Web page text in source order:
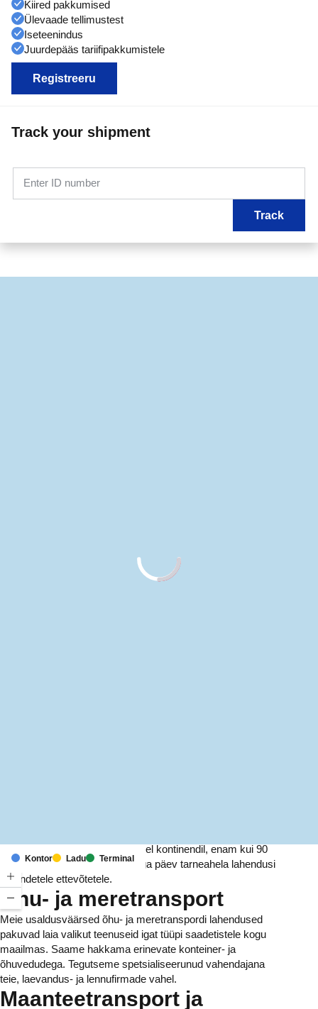
Kiired pakkumised
Ülevaade tellimustest
Iseteenindus
Juurdepääs tariifipakkumistele
Registreeru
Track your shipment
Enter ID number
Track
Kontor Ladu Terminal
Meil on kontorid ja rajatised kuuel kontinendil, enam kui 90
riigis. Me pakume ja haldame iga päev tarneahela lahendusi
tuhandetele ettevõtetele.
Õhu- ja meretransport
Meie usaldusväärsed õhu- ja meretranspordi lahendused
pakuvad laia valikut teenuseid igat tüüpi saadetistele kogu
maailmas. Saame hakkama erinevate konteiner- ja
õhuvedudega. Tegutseme spetsialiseerunud vahendajana
teie, laevandus- ja lennufirmade vahel.
Maanteetransport ja